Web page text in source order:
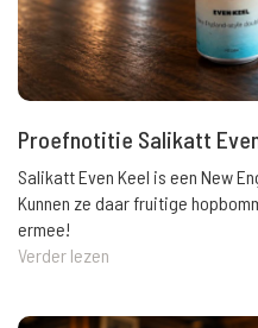
Proefnotitie Salikatt
Salikatt Even Keel is een New
Kunnen ze daar fruitige
ermee!
Verder lezen